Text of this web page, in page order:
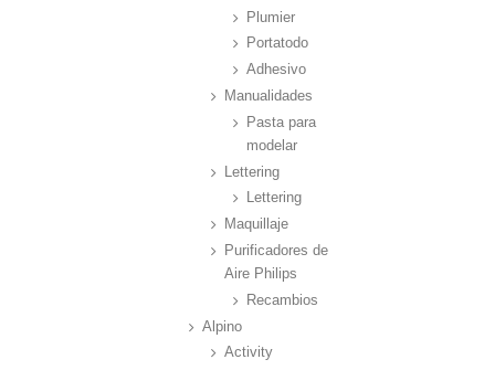
Plumier
Portatodo
Adhesivo
Manualidades
Pasta para
modelar
Lettering
Lettering
Maquillaje
Purificadores de
Aire Philips
Recambios
Alpino
Activity